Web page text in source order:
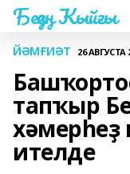
Беҙҙең Ҡыйғы
ЙӘМҒИӘТ 26 АВГУСТА
тапҡыр
хәмерһеҙ
ителде